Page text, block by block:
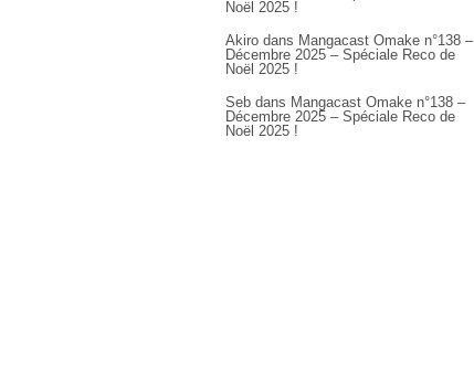
Noël 2025 !
Akiro dans Mangacast Omake n°138 –
Décembre 2025 – Spéciale Reco de
Noël 2025 !
Seb dans Mangacast Omake n°138 –
Décembre 2025 – Spéciale Reco de
Noël 2025 !